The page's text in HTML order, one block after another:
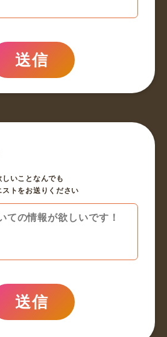
送信
いことなんでも
トをお送りください
送信